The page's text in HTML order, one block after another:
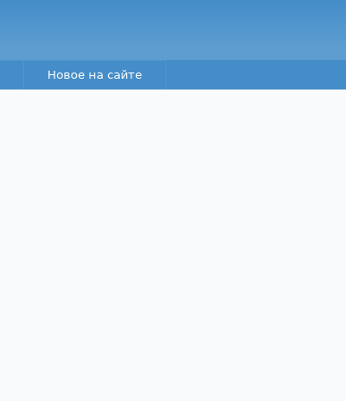
Новое на сайте